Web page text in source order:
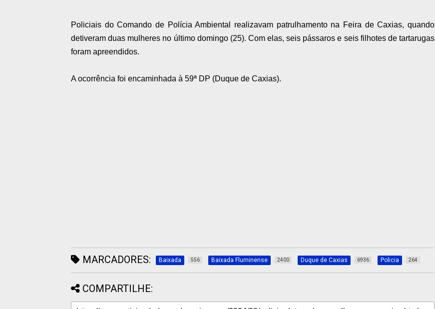
Policiais do Comando de Polícia Ambiental realizavam patrulhamento na Feira de Caxias, quando
detiveram duas mulheres no último domingo (25). Com elas, seis pássaros e seis filhotes de tartarugas
foram apreendidos.
A ocorrência foi encaminhada à 59ª DP (Duque de Caxias).
MARCADORES: Baixada 556 Baixada Fluminense 2400 Duque de Caxias 6936 Policia 264
COMPARTILHE: